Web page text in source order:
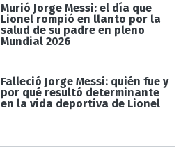
Murió Jorge Messi: el día que
Lionel rompió en llanto por la
salud de su padre en pleno
Mundial 2026
Falleció Jorge Messi: quién fue y
por qué resultó determinante
en la vida deportiva de Lionel